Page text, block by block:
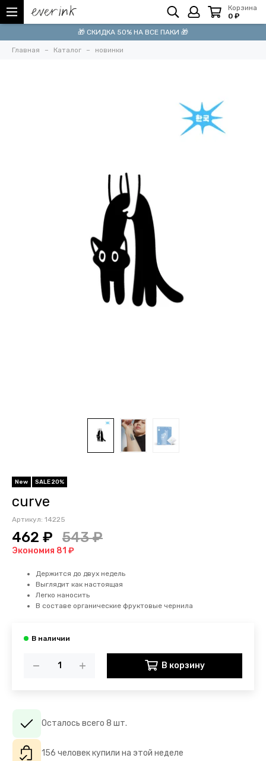
Корзина
0 ₽
🎁 СКИДКА 50% НА ВСЕ ПАКИ 🎁
Главная Каталог новинки
New SALE 20%
curve
Артикул: 14225
462 ₽ 543 ₽
Экономия 81 ₽
Держится до двух недель
Выглядит как настоящая
Легко наносить
В составе органические фруктовые чернила
В корзину
Осталось всего 8 шт.
156 человек купили на этой неделе